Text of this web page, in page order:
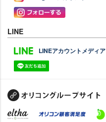
LINE
LINEアカウントメディア